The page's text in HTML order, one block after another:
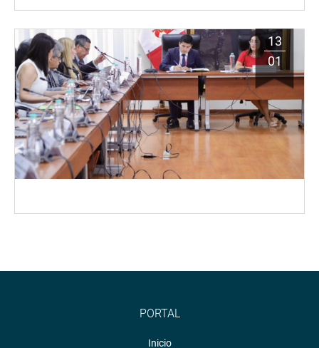
13
01
PORTAL
Inicio